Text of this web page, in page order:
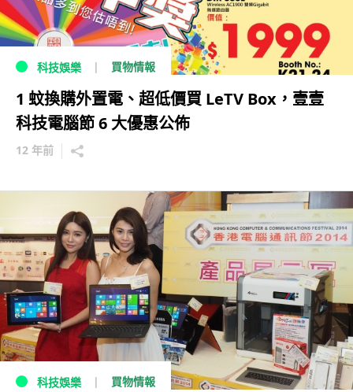
科技娛樂 買物情報
1 蚊換購外置電、超低價買 LeTV Box，壹壹
科技電腦節 6 大優惠公佈
12 年前
科技娛樂 買物情報